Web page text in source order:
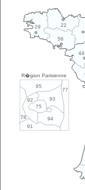
R�gion Parisienne
77
78
91
95
93
75
94
92
22
29
44
56